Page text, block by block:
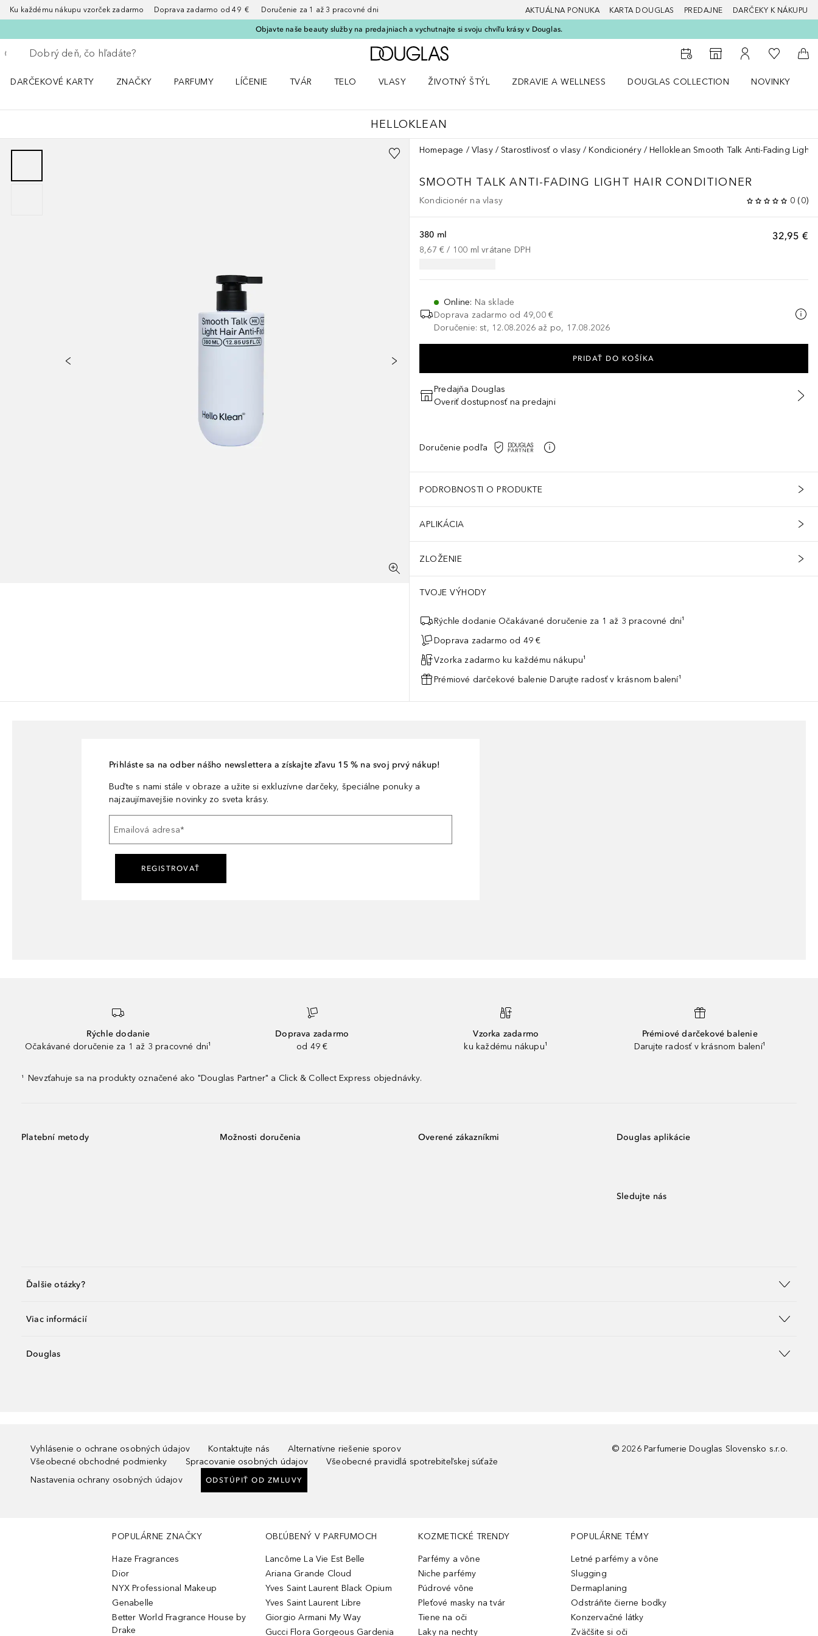
Ku každému nákupu vzorček zadarmo Doprava zadarmo od 49 € Doručenie za 1 až 3 pracovné dni AKTUÁLNA PONUKA KARTA DOUGLAS PREDAJNE DARČEKY K NÁKUPU
Objavte naše beauty služby na predajniach a vychutnajte si svoju chvíľu krásy v Douglas.
Choď späť
Vykonajte vyhľadávanie
Domov
Do vyhľadávača predajní
Do môjho účtu
Do môjho
Do
DARČEKOVÉ KARTY
ZNAČKY
PARFUMY
LÍČENIE
TVÁR
TELO
VLASY
ŽIVOTNÝ ŠTÝL
ZDRAVIE A WELLNESS
DOUGLAS COLLECTION
NOVINKY
HELLOKLEAN
Homepage Vlasy Starostlivosť o vlasy Kondicionéry Helloklean Smooth Talk Anti-Fading Light
SMOOTH TALK ANTI-FADING LIGHT HAIR CONDITIONER
Kondicionér na vlasy 0 (0)
32,95 €
380 ml
8,67 € / 100 ml vrátane DPH
Online: Na sklade
Doprava zadarmo od 49,00 €
Doručenie: st, 12.08.2026 až po, 17.08.2026
PRIDAŤ DO KOŠÍKA
Predajňa Douglas
Overiť dostupnosť na predajni
Doručenie podľa
PODROBNOSTI O PRODUKTE
APLIKÁCIA
ZLOŽENIE
TVOJE VÝHODY
Rýchle dodanie Očakávané doručenie za 1 až 3 pracovné dni¹
Doprava zadarmo od 49 €
Vzorka zadarmo ku každému nákupu¹
Prémiové darčekové balenie Darujte radosť v krásnom balení¹
Prihláste sa na odber nášho newslettera a získajte zľavu 15 % na svoj prvý nákup!
Buďte s nami stále v obraze a užite si exkluzívne darčeky, špeciálne ponuky a
najzaujímavejšie novinky zo sveta krásy.
Emailová adresa*
REGISTROVAŤ
Rýchle dodanie
Očakávané doručenie za 1 až 3 pracovné dni¹
Doprava zadarmo
od 49 €
Vzorka zadarmo
ku každému nákupu¹
Prémiové darčekové balenie
Darujte radosť v krásnom balení¹
¹ Nevzťahuje sa na produkty označené ako "Douglas Partner" a Click & Collect Express objednávky.
Platební metody Možnosti doručenia Overené zákazníkmi Douglas aplikácie
Sledujte nás
Ďalšie otázky?
Viac informácií
Douglas
Vyhlásenie o ochrane osobných údajov Kontaktujte nás
Alternatívne riešenie sporov
Všeobecné obchodné podmienky
Spracovanie osobných údajov
Všeobecné pravidlá spotrebiteľskej súťaže
Nastavenia ochrany osobných údajov
ODSTÚPIŤ OD ZMLUVY
© 2026 Parfumerie Douglas Slovensko s.r.o.
POPULÁRNE ZNAČKY
Haze Fragrances
Dior
NYX Professional Makeup
Genabelle
Better World Fragrance House by
Drake
OBĽÚBENÝ V PARFUMOCH
Lancôme La Vie Est Belle
Ariana Grande Cloud
Yves Saint Laurent Black Opium
Yves Saint Laurent Libre
Giorgio Armani My Way
Gucci Flora Gorgeous Gardenia
KOZMETICKÉ TRENDY
Parfémy a vône
Niche parfémy
Púdrové vône
Pleťové masky na tvár
Tiene na oči
Laky na nechty
POPULÁRNE TÉMY
Letné parfémy a vône
Slugging
Dermaplaning
Odstráňte čierne bodky
Konzervačné látky
Zväčšite si oči